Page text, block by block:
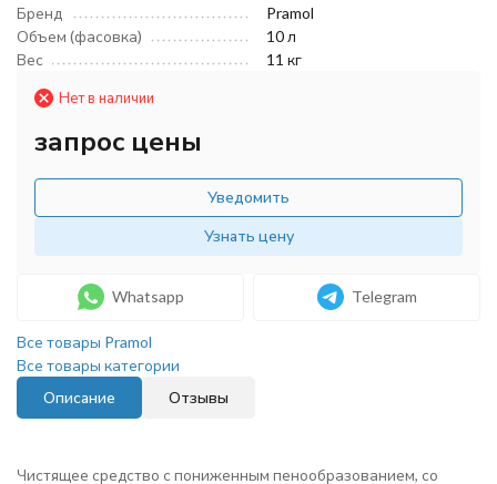
Бренд
Pramol
Объем (фасовка)
10 л
Вес
11 кг
Нет в наличии
запрос цены
Уведомить
Узнать цену
Whatsapp Telegram
Все товары Pramol
Все товары категории
Описание
Отзывы
Чистящее средство с пониженным пенообразованием, со